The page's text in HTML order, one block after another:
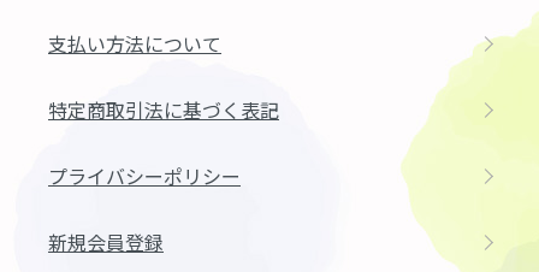
支払い方法について
特定商取引法に基づく表記
プライバシーポリシー
新規会員登録